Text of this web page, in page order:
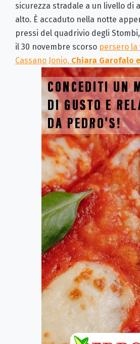
sicurezza stradale a un livello di
alto. È accaduto nella notte
pressi del quadrivio degli
il 30 novembre scorso persero la
Cassano Jonio, Chiara Garofalo